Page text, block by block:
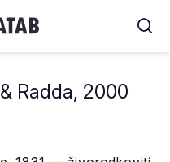
Radda, 2000